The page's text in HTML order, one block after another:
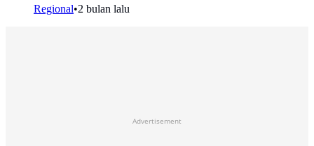
Regional•2 bulan lalu
Advertisement